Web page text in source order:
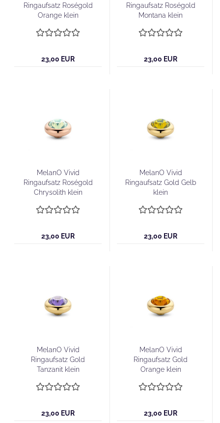
Ringaufsatz Roségold
Orange klein
23,00 EUR
Ringaufsatz Roségold
Montana klein
23,00 EUR
MelanO Vivid
Ringaufsatz Roségold
Chrysolith klein
23,00 EUR
MelanO Vivid
Ringaufsatz Gold Gelb
klein
23,00 EUR
MelanO Vivid
Ringaufsatz Gold
Tanzanit klein
23,00 EUR
MelanO Vivid
Ringaufsatz Gold
Orange klein
23,00 EUR